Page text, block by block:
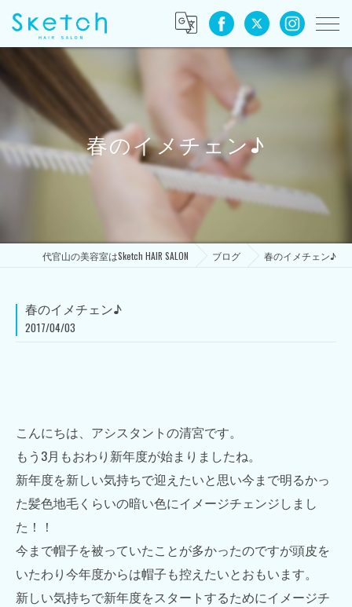
春のイメチェン♪
代官山の美容室はSketch HAIR SALON ブログ 春のイメチェン♪
春のイメチェン♪
2017/04/03
こんにちは、アシスタントの清宮です。
もう3月もおわり新年度が始まりましたね。
新年度を新しい気持ちで迎えたいと思い今まで明るかっ
た髪色地毛くらいの暗い色にイメージチェンジしまし
た！！
今まで帽子を被っていたことが多かったのですが頭皮を
いたわり今年度からは帽子も控えたいとおもいます。
新しい気持ちで新年度をスタートするためにイメージチ